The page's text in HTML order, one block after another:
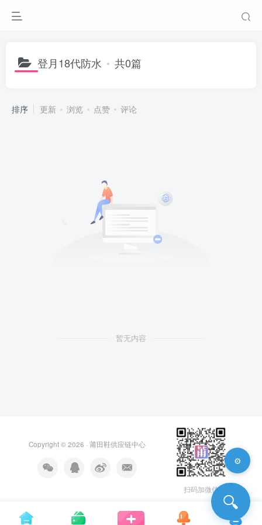
登月18代防水 共0篇
排序 更新 浏览 点赞 评论
暂无内容
Copyright © 2026 · 莆田鞋供应链中心
扫码加微信
🔍
⚙️